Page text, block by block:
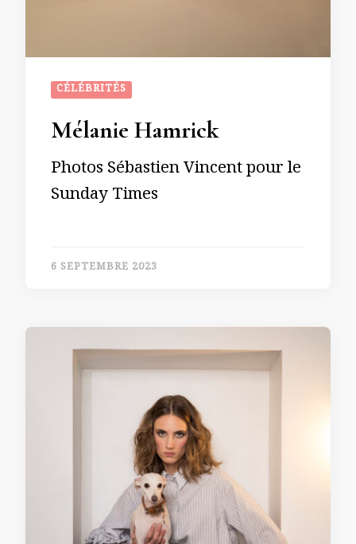
CÉLÉBRITÉS
Mélanie Hamrick
Photos Sébastien Vincent pour le
Sunday Times
6 SEPTEMBRE 2023